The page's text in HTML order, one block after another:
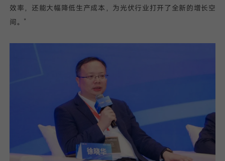
效率，还能大幅降低生产成本，为光伏行业打开了全新的增长空
间。”